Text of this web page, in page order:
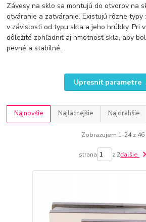
Závesy na sklo sa montujú do otvorov na
otváranie a zatváranie. Existujú rôzne typy
v závislosti od typu skla a jeho hrúbky. Pri
dôležité zohľadniť aj hmotnosť skla, aby
pevné a stabilné.
Upresniť parametre
Najnovšie Najlacnejšie Najdrahšie
Zobrazujem 1-24 z 46
strana z 2ďalšie